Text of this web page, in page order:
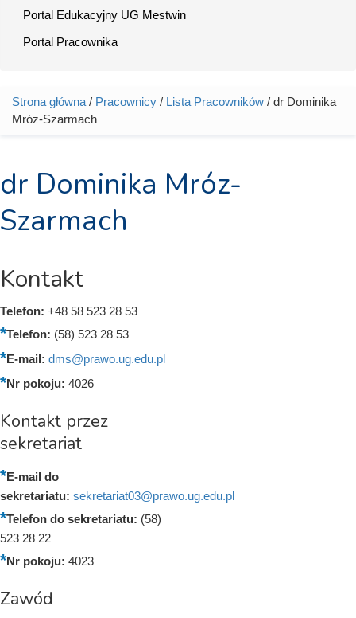
Portal Edukacyjny UG Mestwin
Portal Pracownika
Jesteś tutaj
Strona główna / Pracownicy / Lista Pracowników / dr Dominika
Mróz-Szarmach
dr Dominika Mróz-
Szarmach
Kontakt
Telefon: +48 58 523 28 53
Telefon: (58) 523 28 53
E-mail: dms@prawo.ug.edu.pl
Nr pokoju: 4026
Kontakt przez
sekretariat
E-mail do
sekretariatu: sekretariat03@prawo.ug.edu.pl
Telefon do sekretariatu: (58)
523 28 22
Nr pokoju: 4023
Zawód